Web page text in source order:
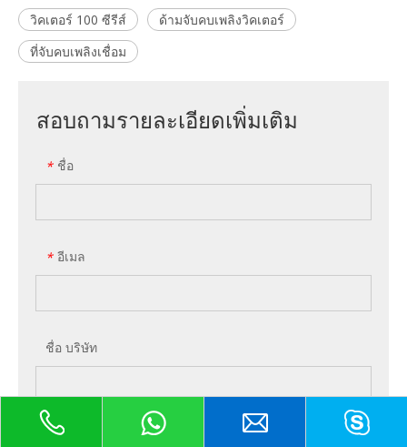
วิคเตอร์ 100 ซีรีส์
ด้ามจับคบเพลิงวิคเตอร์
ที่จับคบเพลิงเชื่อม
สอบถามรายละเอียดเพิ่มเติม
* ชื่อ
* อีเมล
ชื่อ บริษัท
โทร